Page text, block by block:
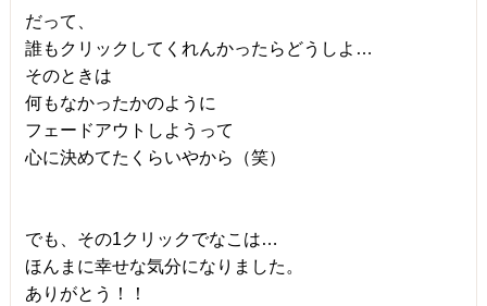
だって、
誰もクリックしてくれんかったらどうしよ…
そのときは
何もなかったかのように
フェードアウトしようって
心に決めてたくらいやから（笑）
でも、その1クリックでなこは…
ほんまに幸せな気分になりました。
ありがとう！！